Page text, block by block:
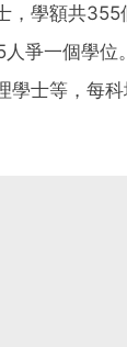
，學額共355
爭一個學位
學士等，每